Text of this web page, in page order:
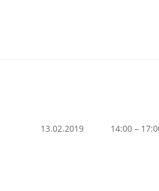
13.02.2019 14:00 –